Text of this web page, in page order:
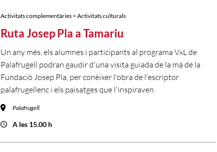
Activitats complementàries > Activitats culturals
Ruta Josep Pla a Tamariu
Un any més, els alumnes i participants al programa VxL de
Palafrugell podran gaudir d'una visita guiada de la mà de la
Fundació Josep Pla, per conèixer l'obra de l'escriptor
palafrugellenc i els paisatges que l'inspiraven.
Palafrugell
A les 15.00 h